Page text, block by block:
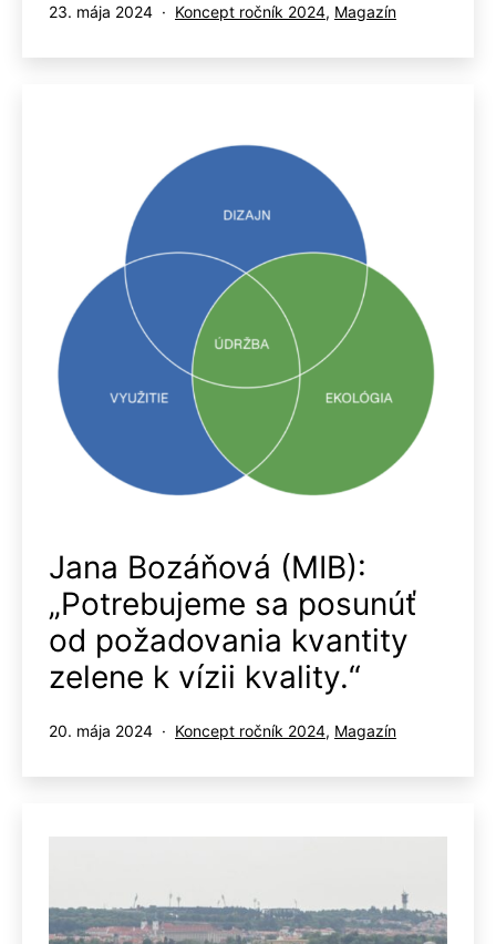
Publikované
23. mája 2024
Kategorizované
Koncept ročník 2024, Magazín
Jana Bozáňová (MIB):
„Potrebujeme sa posunúť
od požadovania kvantity
zelene k vízii kvality.“
Publikované
20. mája 2024
Kategorizované
Koncept ročník 2024, Magazín